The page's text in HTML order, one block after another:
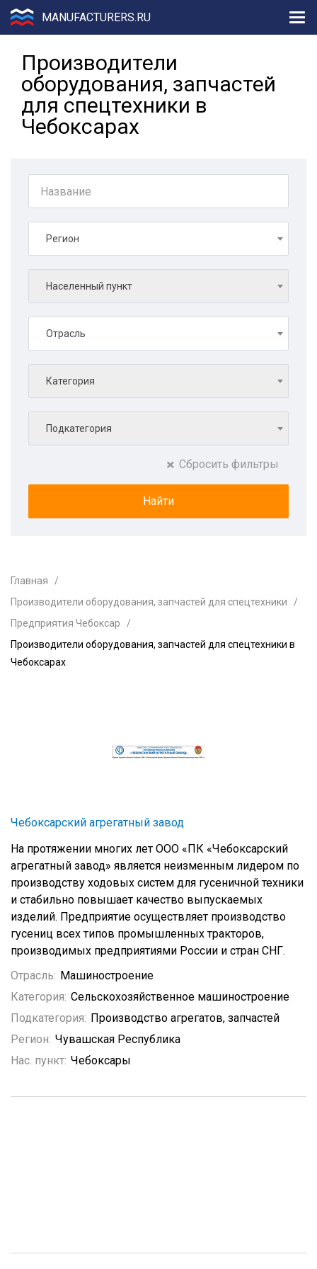
MANUFACTURERS.RU
Производители
оборудования, запчастей
для спецтехники в
Чебоксарах
Регион
Населенный пункт
Отрасль
Категория
Подкатегория
Сбросить фильтры
Главная
Производители оборудования, запчастей для спецтехники
Предприятия Чебоксар
Производители оборудования, запчастей для спецтехники в
Чебоксарах
Чебоксарский агрегатный завод
На протяжении многих лет ООО «ПК «Чебоксарский
агрегатный завод» является неизменным лидером по
производству ходовых систем для гусеничной техники
и стабильно повышает качество выпускаемых
изделий. Предприятие осуществляет производство
гусениц всех типов промышленных тракторов,
производимых предприятиями России и стран СНГ.
Отрасль: Машиностроение
Категория: Сельскохозяйственное машиностроение
Подкатегория: Производство агрегатов, запчастей
Регион: Чувашская Республика
Нас. пункт: Чебоксары